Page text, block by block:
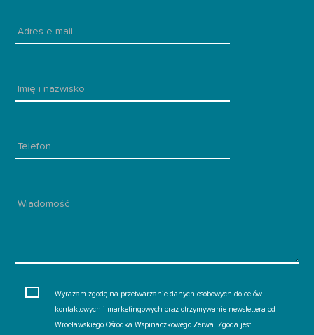
Wyrażam zgodę na przetwarzanie danych osobowych do celów
kontaktowych i marketingowych oraz otrzymywanie newslettera od
Wrocławskiego Ośrodka Wspinaczkowego Zerwa. Zgoda jest